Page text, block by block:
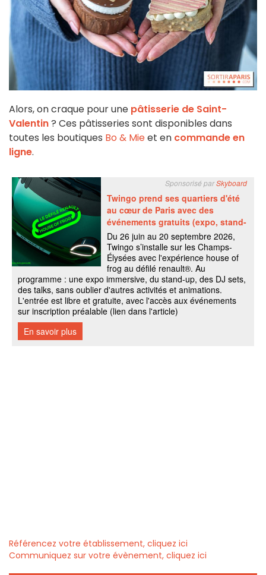
Alors, on craque pour une pâtisserie de Saint-
Valentin? Ces pâtisseries sont disponibles dans
toutes les boutiques Bo & Mieet en commande en
ligne.
Référencez votre établissement, cliquez ici
Communiquez sur votre évènement, cliquez ici